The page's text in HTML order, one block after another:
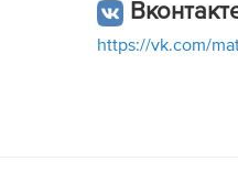
https://vk.com/